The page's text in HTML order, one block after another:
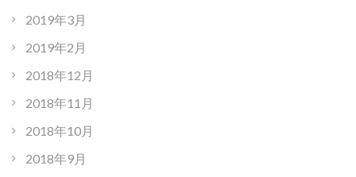
2019年3月
2019年2月
2018年12月
2018年11月
2018年10月
2018年9月